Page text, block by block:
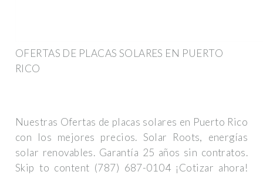
OFERTAS DE PLACAS SOLARES EN PUERTO
RICO
Nuestras Ofertas de placas solares en Puerto Rico
con los mejores precios. Solar Roots, energías
solar renovables. Garantía 25 años sin contratos.
Skip to content (787) 687-0104 ¡Cotizar ahora!